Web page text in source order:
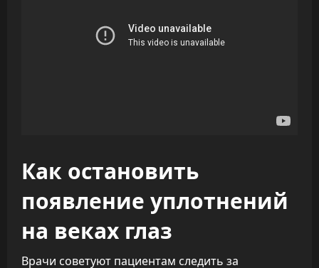
Как остановить
появление уплотнений
на веках глаз
Врачи советуют пациентам следить за